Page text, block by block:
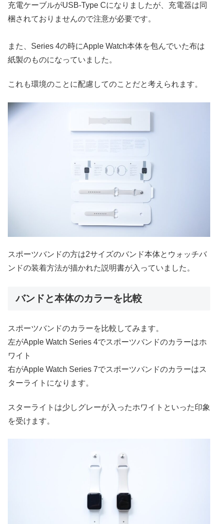
充電ケーブルがUSB-Type Cになりましたが、充電器は同
梱されておりませんので注意が必要です。
また、 Series 4の時にApple Watch本体を包んでいた布は
紙製のものになっていました。
これも環境のことに配慮してのことだと考えられます。
スポーツバンドの方は2サイズのバンド本体とウォッチバ
ンドの装着方法が描かれた説明書が入っていました。
バンドと本体のカラーを比較
スポーツバンドのカラーを比較してみます。
左がApple Watch Series 4でスポーツバンドのカラーはホ
ワイト
右がApple Watch Series 7でスポーツバンドのカラーはス
ターライトになります。
スターライトは少しグレーが入ったホワイトといった印象
を受けます。